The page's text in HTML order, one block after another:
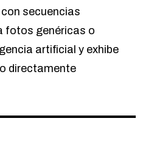
secuencias
fotos genéricas o
artificial y exhibe
directamente